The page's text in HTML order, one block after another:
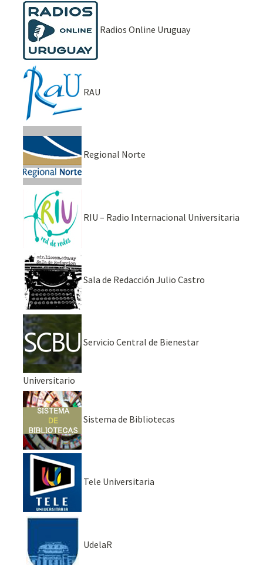
Radios Online Uruguay
RAU
Regional Norte
RIU – Radio Internacional Universitaria
Sala de Redacción Julio Castro
Servicio Central de Bienestar
Universitario
Sistema de Bibliotecas
Tele Universitaria
UdelaR